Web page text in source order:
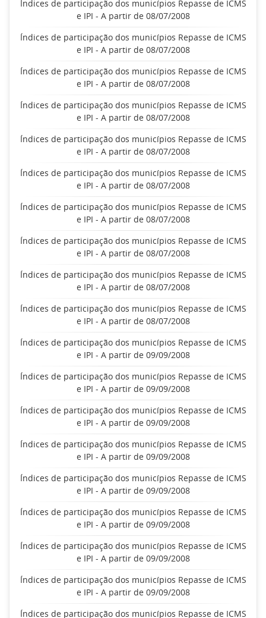
Índices de participação dos municípios Repasse de ICMS
e IPI - A partir de 08/07/2008
Índices de participação dos municípios Repasse de ICMS
e IPI - A partir de 08/07/2008
Índices de participação dos municípios Repasse de ICMS
e IPI - A partir de 08/07/2008
Índices de participação dos municípios Repasse de ICMS
e IPI - A partir de 08/07/2008
Índices de participação dos municípios Repasse de ICMS
e IPI - A partir de 08/07/2008
Índices de participação dos municípios Repasse de ICMS
e IPI - A partir de 08/07/2008
Índices de participação dos municípios Repasse de ICMS
e IPI - A partir de 08/07/2008
Índices de participação dos municípios Repasse de ICMS
e IPI - A partir de 08/07/2008
Índices de participação dos municípios Repasse de ICMS
e IPI - A partir de 08/07/2008
Índices de participação dos municípios Repasse de ICMS
e IPI - A partir de 08/07/2008
Índices de participação dos municípios Repasse de ICMS
e IPI - A partir de 09/09/2008
Índices de participação dos municípios Repasse de ICMS
e IPI - A partir de 09/09/2008
Índices de participação dos municípios Repasse de ICMS
e IPI - A partir de 09/09/2008
Índices de participação dos municípios Repasse de ICMS
e IPI - A partir de 09/09/2008
Índices de participação dos municípios Repasse de ICMS
e IPI - A partir de 09/09/2008
Índices de participação dos municípios Repasse de ICMS
e IPI - A partir de 09/09/2008
Índices de participação dos municípios Repasse de ICMS
e IPI - A partir de 09/09/2008
Índices de participação dos municípios Repasse de ICMS
e IPI - A partir de 09/09/2008
Índices de participação dos municípios Repasse de ICMS